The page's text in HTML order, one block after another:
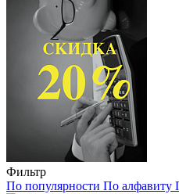
Фильтр
По популярности По алфавиту